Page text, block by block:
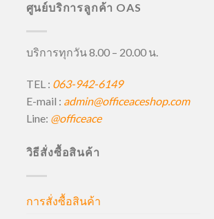
ศูนย์บริการลูกค้า OAS
บริการทุกวัน 8.00 – 20.00 น.
TEL : 063-942-6149
E-mail : admin@officeaceshop.com
Line: @officeace
วิธีสั่งซื้อสินค้า
การสั่งซื้อสินค้า